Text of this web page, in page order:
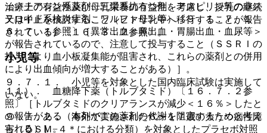
治療上の有益性及び母乳栄養の有益性を考慮し、授乳の継続
又は中止を検討すること（ヒト母乳中へ移行することが報告
されている）〔１６．３．２参照〕。
小児等
９．７．１． 小児等を対象とした国内臨床試験は実施して
いない。
９．７．２． 海外で実施された６〜１７歳の大うつ病性障
害（ＤＳＭ−４＊における分類）を対象としたプラセボ対照
ェノチアジン系薬剤、三環系抗うつ剤、アスピリン等の非ス
テロイド系抗炎症剤、ワルファリン等）〔９．１．７、１
６．７．１参照〕［異常出血＜鼻出血・胃腸出血・血尿等＞
が報告されているので、注意して投与すること（ＳＳＲＩの
投与により血小板凝集能が阻害され、これらの薬剤との併用
により出血傾向が増大することがある）］。
１１）． 血糖降下薬（トルブタミド）〔１６．７．２参
照〕［トルブタミドのクリアランスが減少＜１６％＞したと
の報告がある（本剤がこの薬剤の代謝を阻害するためと考え
られる）］。